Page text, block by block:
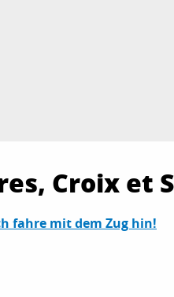
Croix et
fahre mit dem Zug hin!